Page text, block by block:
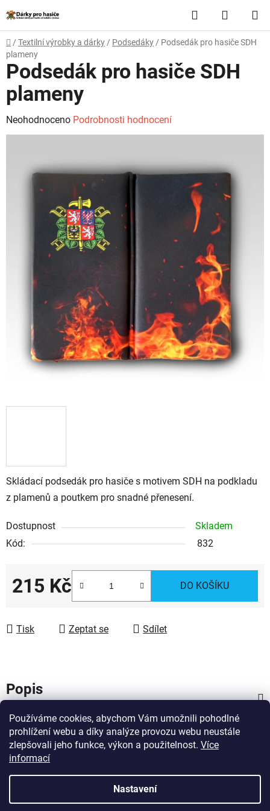
Používáme cookies, abychom Vám umožnili pohodlné
prohlížení webu a díky analýze provozu webu neustále
zlepšovali jeho funkce, výkon a použitelnost. Více
informací
Nastavení
na
obsah
Hledat
KOŠÍK
Domů
/ Textilní výrobky a dárky / Podsedáky / Podsedák pro hasiče SDH
plameny
Skládací podsedák pro hasiče s motivem SDH na podkladu
z plamenů a poutkem pro snadné přenesení.
Dostupnost
Skladem
Kód:
832
215 Kč DO KOŠÍKU
Tisk Zeptat se Sdílet
Podsedák pro hasiče SDH
plameny
Průměrné
hodnocení
Neohodnoceno Podrobnosti hodnocení
Popis
Diskuze
Copyright 2026Dárky pro hasiče. Všechna práva
Upravit nastavení cookies